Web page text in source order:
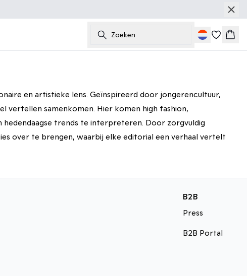
Zoeken
en artistieke lens. Geïnspireerd door jongerencultuur,
vertellen samenkomen. Hier komen high fashion,
trends te interpreteren. Door zorgvuldig
over te brengen, waarbij elke editorial een verhaal vertelt
B2B
Press
B2B Portal